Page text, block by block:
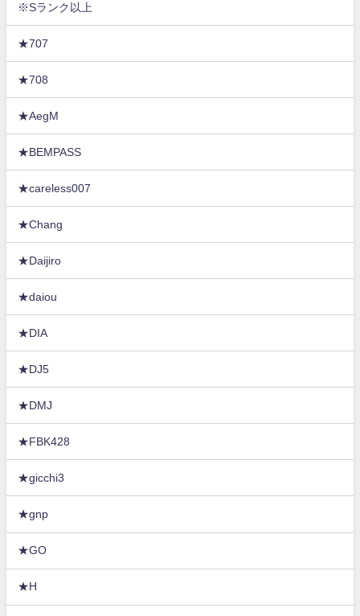
※Sランク以上
★707
★708
★AegM
★BEMPASS
★careless007
★Chang
★Daijiro
★daiou
★DIA
★DJ5
★DMJ
★FBK428
★gicchi3
★gnp
★GO
★H